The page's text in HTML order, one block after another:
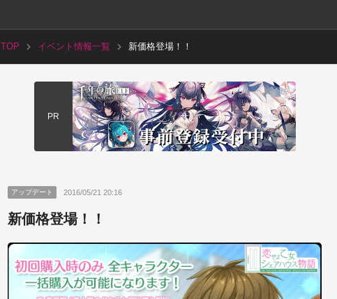
TOP イベント情報一覧 新価格登場！！
PR
アップデート 2016/05/21 20:16
新価格登場！！